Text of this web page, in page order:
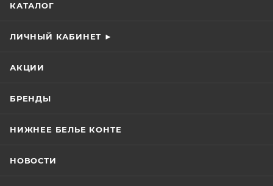
КАТАЛОГ
ЛИЧНЫЙ КАБИНЕТ ►
АКЦИИ
БРЕНДЫ
НИЖНЕЕ БЕЛЬЕ КОНТЕ
НОВОСТИ